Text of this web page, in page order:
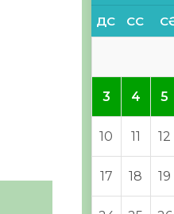
ДС СС СӘ
3 4 5
10 11 12
17 18 19